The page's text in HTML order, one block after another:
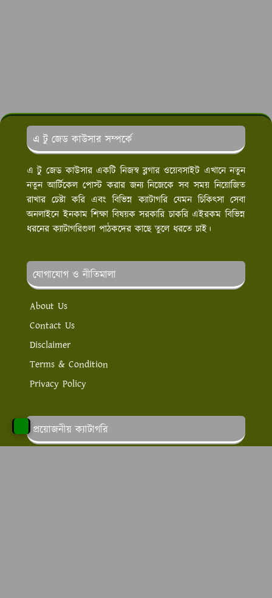
এ টু জেড কাউসার সম্পর্কে
এ টু জেড কাউসার একটি নিজস্ব ব্লগার ওয়েবসাইট এখানে নতুন
নতুন আর্টিকেল পোস্ট করার জন্য নিজেকে সব সময় নিয়োজিত
রাখার চেষ্টা করি এবং বিভিন্ন ক্যাটাগরি যেমন চিকিৎসা সেবা
অনলাইনে ইনকাম শিক্ষা বিষয়ক সরকারি চাকরি এইরকম বিভিন্ন
ধরনের ক্যাটাগরিগুলা পাঠকদের কাছে তুলে ধরতে চাই।
যোগাযোগ ও নীতিমালা
About Us
Contact Us
Disclaimer
Terms & Condition
Privacy Policy
প্রয়োজনীয় ক্যাটাগরি